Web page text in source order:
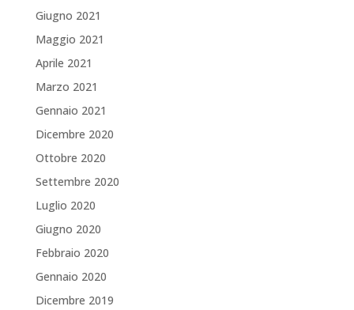
Giugno 2021
Maggio 2021
Aprile 2021
Marzo 2021
Gennaio 2021
Dicembre 2020
Ottobre 2020
Settembre 2020
Luglio 2020
Giugno 2020
Febbraio 2020
Gennaio 2020
Dicembre 2019